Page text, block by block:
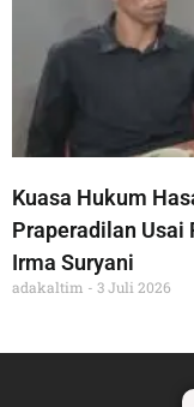
Kuasa Hukum
Praperadilan Usai
Irma Suryani
adakaltim 3 Juli 2026